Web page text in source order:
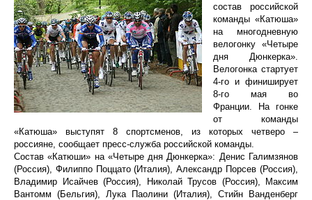
состав российской
команды «Катюша»
на многодневную
велогонку «Четыре
дня Дюнкерка».
Велогонка стартует
4-го и финиширует
8-го мая во
Франции. На гонке
от команды
«Катюша» выступят 8 спортсменов, из которых четверо –
россияне, сообщает пресс-служба российской команды.
Состав «Катюши» на «Четыре дня Дюнкерка»: Денис Галимзянов
(Россия), Филиппо Поццато (Италия), Александр Порсев (Россия),
Владимир Исайчев (Россия), Николай Трусов (Россия), Максим
Вантомм (Бельгия), Лука Паолини (Италия), Стийн Ванденберг